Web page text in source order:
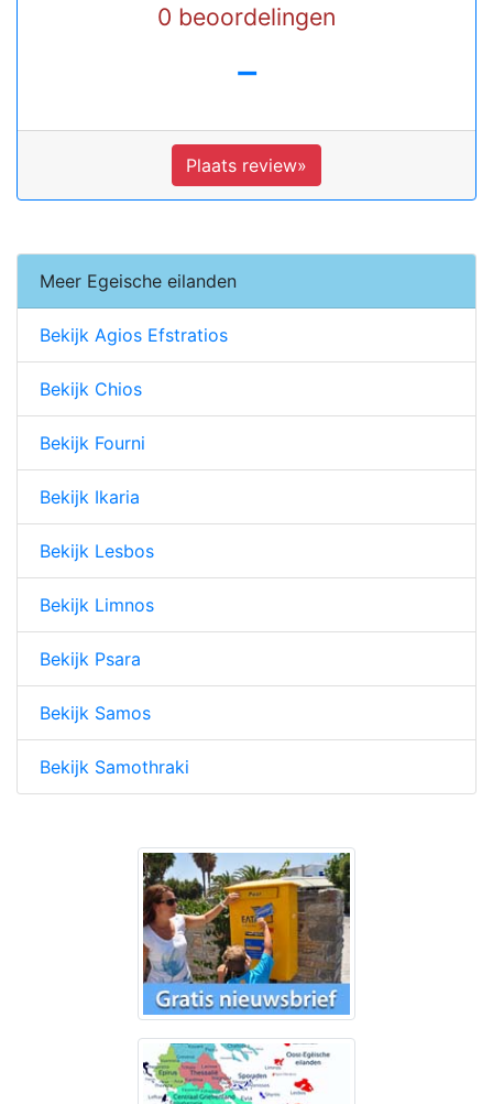
0 beoordelingen
-
Plaats review»
Meer Egeische eilanden
Bekijk Agios Efstratios
Bekijk Chios
Bekijk Fourni
Bekijk Ikaria
Bekijk Lesbos
Bekijk Limnos
Bekijk Psara
Bekijk Samos
Bekijk Samothraki